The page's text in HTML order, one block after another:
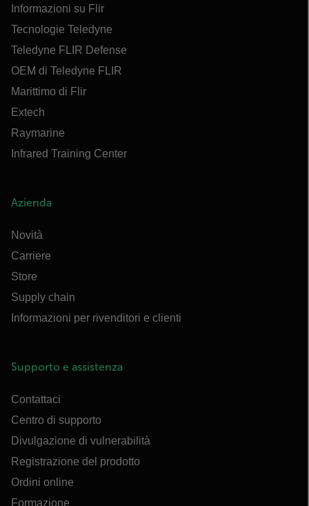
Informazioni su Flir
Tecnologie Teledyne
Teledyne FLIR Defense
OEM di Teledyne FLIR
Marittimo di Flir
Extech
Raymarine
Infrared Training Center
Azienda
Novità
Carriere
Store
Supply chain
Informazioni per rivenditori e clienti
Supporto e assistenza
Contattaci
Centro di supporto
Divulgazione di vulnerabilità
Registrazione del prodotto
Ordini online
Formazione